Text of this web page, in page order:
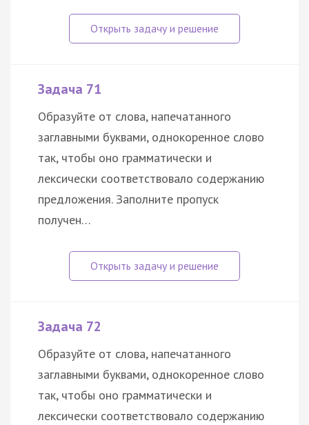
Задача 71
Образуйте от слова, напечатанного
заглавными буквами, однокоренное слово
так, чтобы оно грамматически и
лексически соответствовало содержанию
предложения. Заполните пропуск
получен…
Задача 72
Образуйте от слова, напечатанного
заглавными буквами, однокоренное слово
так, чтобы оно грамматически и
лексически соответствовало содержанию